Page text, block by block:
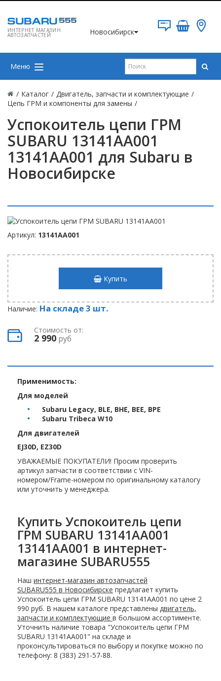
ИНТЕРНЕТ МАГАЗИН
АВТОЗАПЧАСТЕЙ Новосибирск
Меню
/ Каталог / Двигатель, запчасти и комплектующие /
Цепь ГРМ и компоненты для замены /
Успокоитель цепи ГРМ
SUBARU 13141AA001
13141AA001 для Subaru в
Новосибирске
Артикул: 13141AA001
Купить
Наличие: На складе 3 шт.
Стоимость от:
2 990 руб
Применимость:
Для моделей
Subaru Legacy, BLE, BHE, BEE, BPE
Subaru Tribeca W10
Для двигателей
EJ30D, EZ30D
УВАЖАЕМЫЕ ПОКУПАТЕЛИ! Просим проверить
артикул запчасти в соответствии с VIN-
номером/Frame-номером по оригинальному каталогу
или уточнить у менеджера.
Купить Успокоитель цепи
ГРМ SUBARU 13141AA001
13141AA001 в интернет-
магазине SUBARU555
Наш интернет-магазин автозапчастей
SUBARU555 в Новосибирске предлагает купить
Успокоитель цепи ГРМ SUBARU 13141AA001 по цене 2
990 руб. В нашем каталоге представлены двигатель,
запчасти и комплектующие в большом ассортименте.
Уточнить наличие товара "Успокоитель цепи ГРМ
SUBARU 13141AA001" на складе и
проконсультироваться по выбору и покупке можно по
телефону: 8 (383) 291-57-88.